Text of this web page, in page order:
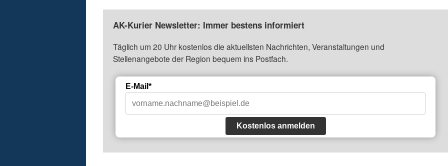
AK-Kurier Newsletter: Immer bestens informiert
Täglich um 20 Uhr kostenlos die aktuellsten Nachrichten, Veranstaltungen und
Stellenangebote der Region bequem ins Postfach.
E-Mail*
Kostenlos anmelden